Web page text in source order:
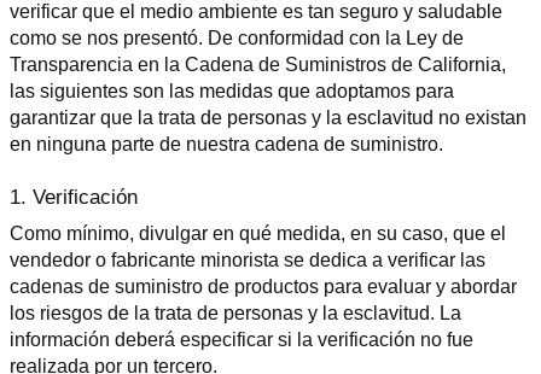
verificar que el medio ambiente es tan seguro y saludable
como se nos presentó. De conformidad con la Ley de
Transparencia en la Cadena de Suministros de California,
las siguientes son las medidas que adoptamos para
garantizar que la trata de personas y la esclavitud no existan
en ninguna parte de nuestra cadena de suministro.
1. Verificación
Como mínimo, divulgar en qué medida, en su caso, que el
vendedor o fabricante minorista se dedica a verificar las
cadenas de suministro de productos para evaluar y abordar
los riesgos de la trata de personas y la esclavitud. La
información deberá especificar si la verificación no fue
realizada por un tercero.